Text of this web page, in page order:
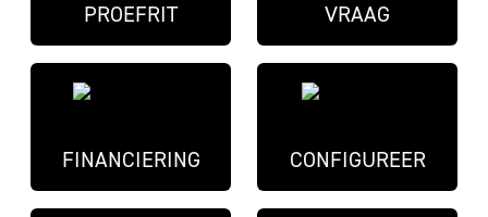
PROEFRIT VRAAG
FINANCIERING CONFIGUREER